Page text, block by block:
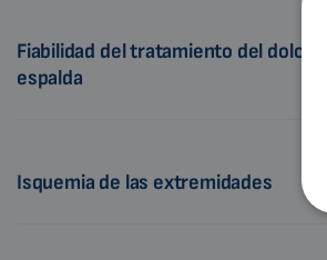
Fiabilidad del tratamiento del dolor de
espalda
Isquemia de las extremidades